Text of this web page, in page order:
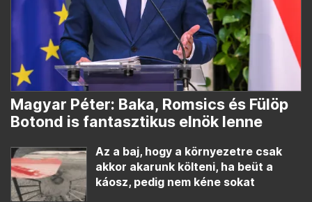
Magyar Péter: Baka, Romsics és Fülöp
Botond is fantasztikus elnök lenne
Az a baj, hogy a környezetre csak
akkor akarunk költeni, ha beüt a
káosz, pedig nem kéne sokat